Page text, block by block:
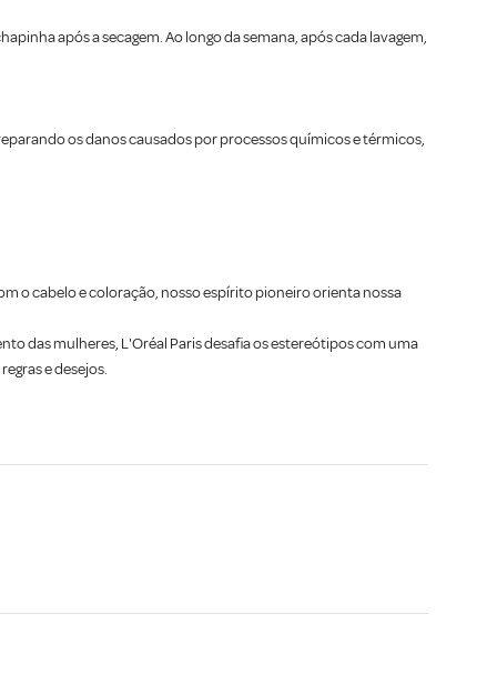
após a secagem. Ao longo da semana, após cada lavagem,
os danos causados por processos químicos e térmicos,
o cabelo e coloração, nosso espírito pioneiro orienta nossa
das mulheres, L'Oréal Paris desafia os estereótipos com uma
e desejos.